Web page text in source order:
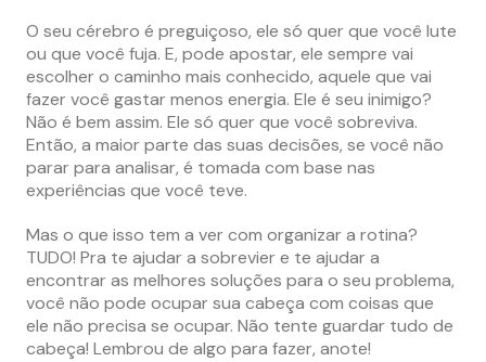
O seu cérebro é preguiçoso, ele só quer que você lute
ou que você fuja. E, pode apostar, ele sempre vai
escolher o caminho mais conhecido, aquele que vai
fazer você gastar menos energia. Ele é seu inimigo?
Não é bem assim. Ele só quer que você sobreviva.
Então, a maior parte das suas decisões, se você não
parar para analisar, é tomada com base nas
experiências que você teve.
Mas o que isso tem a ver com organizar a rotina?
TUDO! Pra te ajudar a sobrevier e te ajudar a
encontrar as melhores soluções para o seu problema,
você não pode ocupar sua cabeça com coisas que
ele não precisa se ocupar. Não tente guardar tudo de
cabeça! Lembrou de algo para fazer, anote!